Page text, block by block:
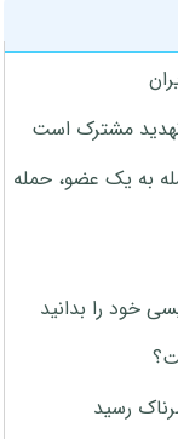
مشترک است
به یک عضو، حمله
خود را بدانید
رسید